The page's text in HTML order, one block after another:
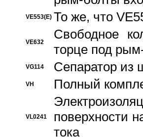
VE553(E) То же, что
VE632
Свободное
торце под
VG114 Сепаратор из
VH Полный
VL0241
поверхности
тока